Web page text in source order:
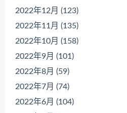
2022年12月 (123)
2022年11月 (135)
2022年10月 (158)
2022年9月 (101)
2022年8月 (59)
2022年7月 (74)
2022年6月 (104)